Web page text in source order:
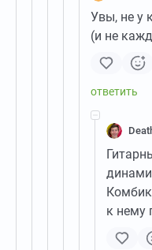
Увы, не у
(и не
к нему